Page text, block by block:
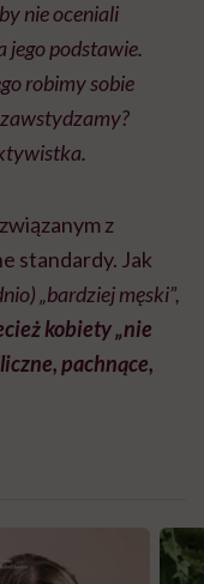
nie oceniali
jego podstawie.
robimy sobie
z
standardy. Jak
„bardziej męski”,
kobiety „nie
pachnące,